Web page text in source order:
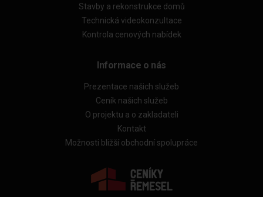
Stavby a rekonstrukce domů
Technická videokonzultace
Kontrola cenových nabídek
Informace o nás
Prezentace našich služeb
Ceník našich služeb
O projektu a o zakladateli
Kontakt
Možnosti bližší obchodní spolupráce